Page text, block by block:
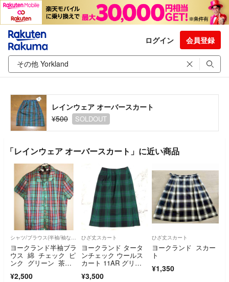
ログイン 会員登録
レインウェア オーバースカート
¥500
SOLDOUT
「レインウェア オーバースカート」に近い商品
シャツ/ブラウス(半袖/袖なし)
ヨークランド半袖ブラ
ウス 綿 チェック ピ
ンク グリーン 茶
¥2,500
ひざ丈スカート
ヨークランド タータ
ンチェック ウールス
カート 11AR グリー
¥3,500
ひざ丈スカート
ヨークランド スカー
ト
¥1,350